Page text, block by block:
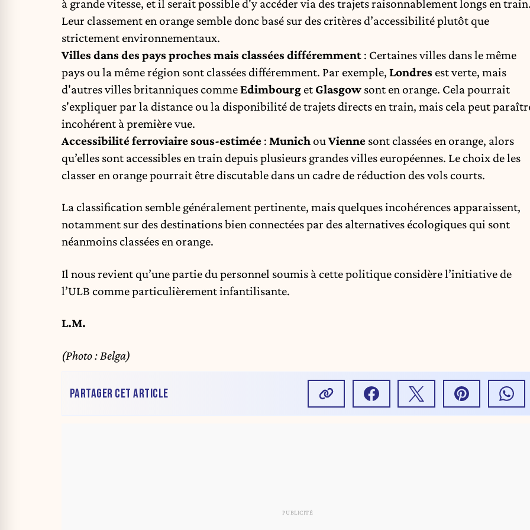
à grande vitesse, et il serait possible d'y accéder via des trajets raisonnablement longs en
Leur classement en orange semble donc basé sur des critères d’accessibilité plutôt que
strictement environnementaux.
Villes dans des pays proches mais classées différemment : Certaines villes dans le même
pays ou la même région sont classées différemment. Par exemple, Londresest verte, mais
d'autres villes britanniques commeEdimbourget Glasgow sont en orange. Cela pourrait
s'expliquer par la distance ou la disponibilité de trajets directs en train, mais cela peut
incohérent à première vue.
Accessibilité ferroviaire sous-estimée : Munich ouVienne sont classées en orange, alors
qu’elles sont accessibles en train depuis plusieurs grandes villes européennes. Le choix de les
classer en orange pourrait être discutable dans un cadre de réduction des vols courts.
La classification semble généralement pertinente, mais quelques incohérences apparaissent,
notamment sur des destinations bien connectées par des alternatives écologiques qui sont
néanmoins classées en orange.
Il nous revient qu’une partie du personnel soumis à cette politique considère l’initiative de
l’ULB comme particulièrement infantilisante.
L.M.
(Photo : Belga)
PARTAGER CET ARTICLE